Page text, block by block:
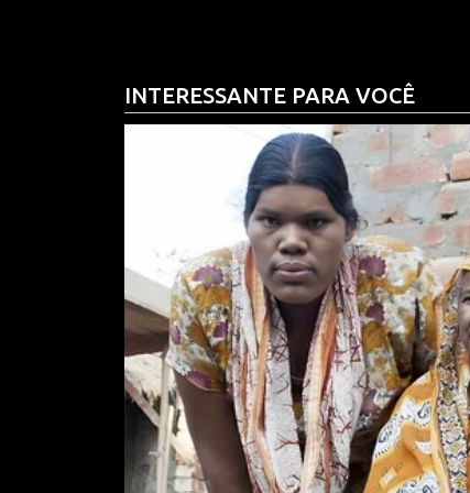
uma grande nuvem de poeira e gerando
proximidades. Até o momento, não há
enquanto equipes de resgate atuam na área
Em Chacao, um dos municípios mais
pelo menos quatro prédios. Entre as
Pepe, o Altamira Village Hotel & Suite e uma
prefeito Gustavo Duque, ao menos 18
às operações de emergência.
INTERESSANTE PARA VOCÊ